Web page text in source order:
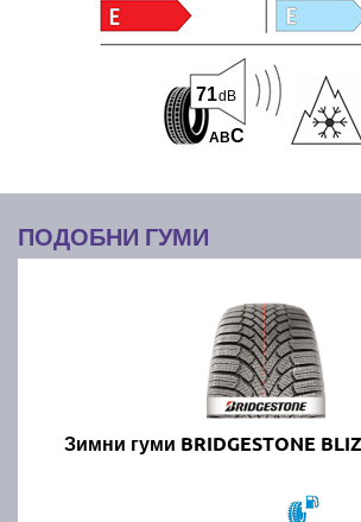
ABC
71dB
ПОДОБНИ ГУМИ
Зимни гуми BRIDGESTONE